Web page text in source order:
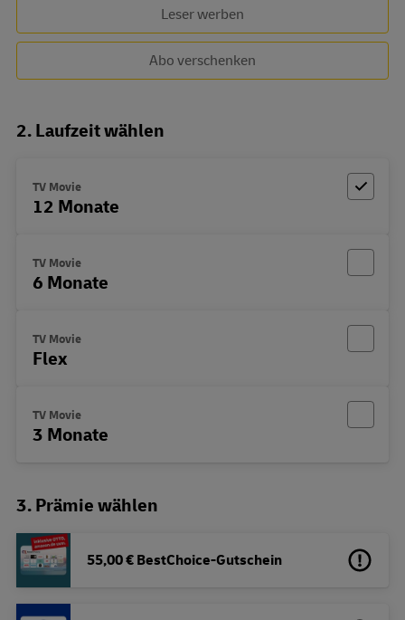
Leser werben
Abo verschenken
2. Laufzeit wählen
TV Movie
12 Monate
TV Movie
6 Monate
TV Movie
Flex
TV Movie
3 Monate
3. Prämie wählen
55,00 € BestChoice-Gutschein